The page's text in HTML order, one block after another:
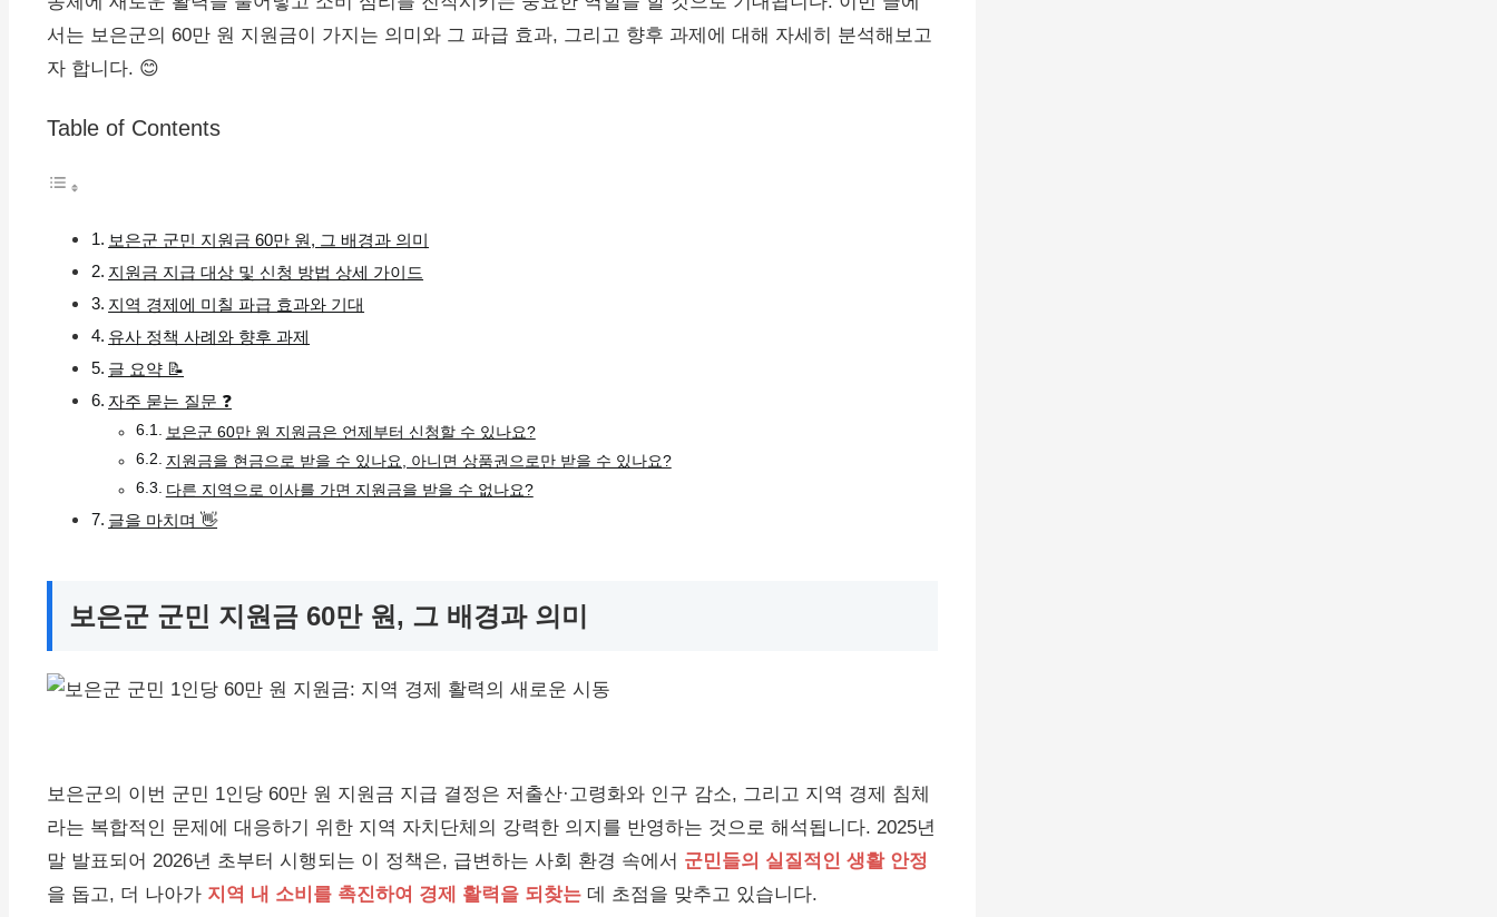
서는 보은군의 60만 원 지원금이 가지는 의미와 그 파급 효과, 그리고 향후 과제에 대해 자세히 분석해보고
자 합니다. 😊
Table of Contents
보은군 군민 지원금 60만 원, 그 배경과 의미
지원금 지급 대상 및 신청 방법 상세 가이드
지역 경제에 미칠 파급 효과와 기대
유사 정책 사례와 향후 과제
글 요약 📝
자주 묻는 질문 ❓
보은군 60만 원 지원금은 언제부터 신청할 수 있나요?
지원금을 현금으로 받을 수 있나요, 아니면 상품권으로만 받을 수 있나요?
다른 지역으로 이사를 가면 지원금을 받을 수 없나요?
글을 마치며 👋
보은군 군민 지원금 60만 원, 그 배경과 의미
보은군의 이번 군민 1인당 60만 원 지원금 지급 결정은 저출산·고령화와 인구 감소, 그리고 지역 경제 침체
라는 복합적인 문제에 대응하기 위한 지역 자치단체의 강력한 의지를 반영하는 것으로 해석됩니다. 2025년
말 발표되어 2026년 초부터 시행되는 이 정책은, 급변하는 사회 환경 속에서 군민들의 실질적인 생활 안정
을 돕고, 더 나아가 지역 내 소비를 촉진하여 경제 활력을 되찾는 데 초점을 맞추고 있습니다.